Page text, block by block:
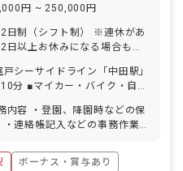
れの分野を指導してくださり
円 ~ 250,000円
日制（シフト制） ※連休があ
日以上お休みになる場合もあ
り／取得率80％／5日以上の
） 慶弔休暇 産前産後・育児
得率100％・復帰率90％） 介
間休日105日 ■1
することも可能！平日を2～3
日に入ることで、趣味の旅行
シーサイドライン「中田駅」
イク・自転
浜・八万エリアから通う方も
います。
内容 ・登園、降園時などの保
・連絡帳記入などの事務作業
の見守り ・自由時間の遊び、
ボーナス・賞与あり